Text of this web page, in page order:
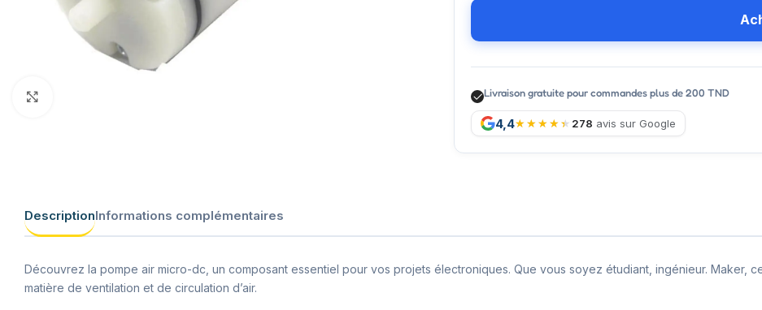
Livraison gratuite pour commandes plus de 200 TND
4,4 278 avis sur Google
DescriptionInformations complémentaires
Découvrez la pompe air micro-dc, un composant essentiel pour vos projets électroniques. Que vous soyez étudiant, ingénieur. Maker,
matière de ventilation et de circulation d’air.